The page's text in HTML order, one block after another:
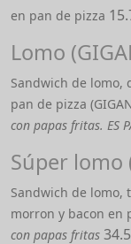
en pan de pizza
Lomo
Sandwich de lomo,
pan de pizza
con papas fritas. ES
Súper lomo
Sandwich de lomo,
morron y bacon en
con papas fritas